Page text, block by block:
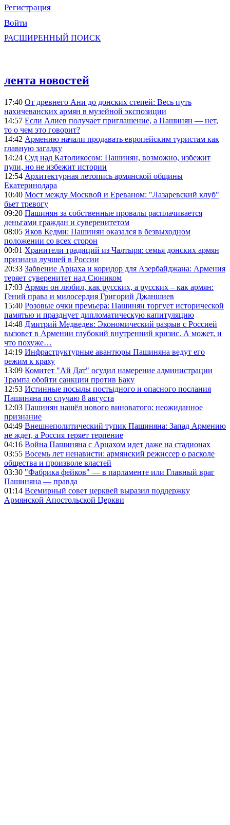
Регистрация
Войти
РАСШИРЕННЫЙ ПОИСК
лента новостей
17:40 От древнего Ани до донских степей: Весь путь
нахичеванских армян в музейной экспозиции
14:57 Если Алиев получает приглашение, а Пашинян — нет,
то о чем это говорит?
14:42 Армению начали продавать европейским туристам как
главную загадку
14:24 Суд над Католикосом: Пашинян, возможно, избежит
пули, но не избежит истории
12:54 Архитектурная летопись армянской общины
Екатеринодара
10:40 Мост между Москвой и Ереваном: "Лазаревский клуб"
бьет тревогу
09:20 Пашинян за собственные провалы расплачивается
деньгами граждан и суверенитетом
08:05 Яков Кедми: Пашинян оказался в безвыходном
положении со всех сторон
00:01 Хранители традиций из Чалтыря: семья донских армян
признана лучшей в России
20:33 Забвение Арцаха и коридор для Азербайджана: Армения
теряет суверенитет над Сюником
17:03 Армян он любил, как русских, а русских – как армян:
Гений права и милосердия Григорий Джаншиев
15:40 Розовые очки премьера: Пашинян торгует исторической
памятью и празднует дипломатическую капитуляцию
14:48 Дмитрий Медведев: Экономический разрыв с Россией
вызовет в Армении глубокий внутренний кризис. А может, и
что похуже…
14:19 Инфраструктурные авантюры Пашиняна ведут его
режим к краху
13:09 Комитет "Ай Дат" осудил намерение администрации
Трампа обойти санкции против Баку
12:53 Истинные посылы постыдного и опасного послания
Пашиняна по случаю 8 августа
12:03 Пашинян нашёл нового виноватого: неожиданное
признание
04:49 Внешнеполитический тупик Пашиняна: Запад Армению
не ждет, а Россия теряет терпение
04:16 Война Пашиняна с Арцахом идет даже на стадионах
03:55 Восемь лет ненависти: армянский режиссер о расколе
общества и произволе властей
03:30 "Фабрика фейков" — в парламенте или Главный враг
Пашиняна — правда
01:14 Всемирный совет церквей выразил поддержку
Армянской Апостольской Церкви